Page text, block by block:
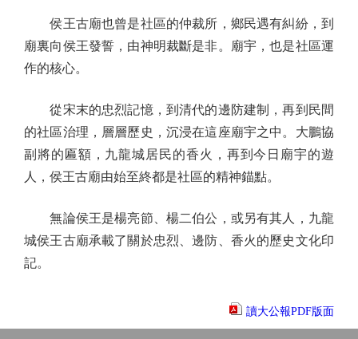
侯王古廟也曾是社區的仲裁所，鄉民遇有糾紛，到
廟裏向侯王發誓，由神明裁斷是非。廟宇，也是社區運
作的核心。
從宋末的忠烈記憶，到清代的邊防建制，再到民間
的社區治理，層層歷史，沉浸在這座廟宇之中。大鵬協
副將的匾額，九龍城居民的香火，再到今日廟宇的遊
人，侯王古廟由始至終都是社區的精神錨點。
無論侯王是楊亮節、楊二伯公，或另有其人，九龍
城侯王古廟承載了關於忠烈、邊防、香火的歷史文化印
記。
讀大公報PDF版面